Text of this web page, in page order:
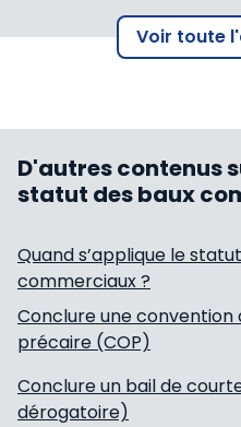
Voir toute
D'autres contenus
statut des baux
Quand s’applique le
commerciaux ?
Conclure une
précaire (COP)
Conclure un bail de
dérogatoire)